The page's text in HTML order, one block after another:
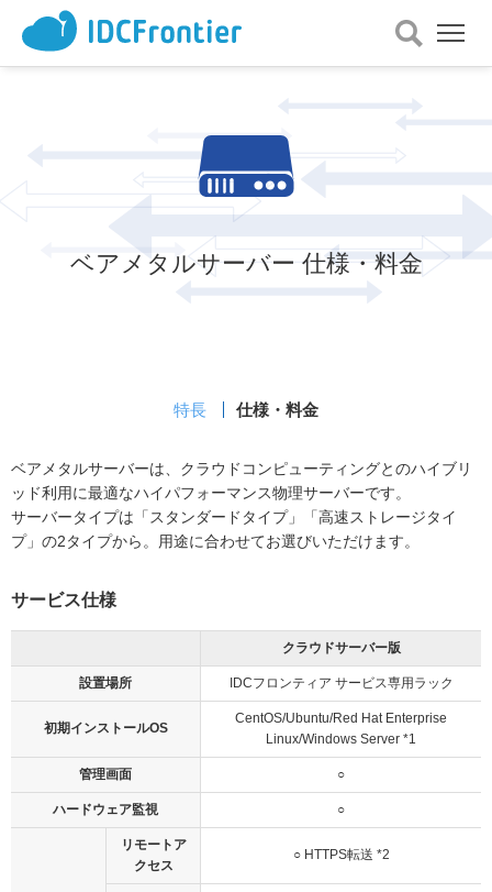
メ
ニ
ュ
ベアメタルサーバー 仕様・料金
特長 仕様・料金
ベアメタルサーバーは、クラウドコンピューティングとのハイブリ
ッド利用に最適なハイパフォーマンス物理サーバーです。
サーバータイプは「スタンダードタイプ」「高速ストレージタイ
プ」の2タイプから。用途に合わせてお選びいただけます。
サービス仕様
クラウドサーバー版
設置場所 IDCフロンティア サービス専用ラック
初期インストールOS
CentOS/Ubuntu/Red Hat Enterprise
Linux/Windows Server *1
管理画面 ○
ハードウェア監視 ○
リモートア
クセス
○ HTTPS転送 *2